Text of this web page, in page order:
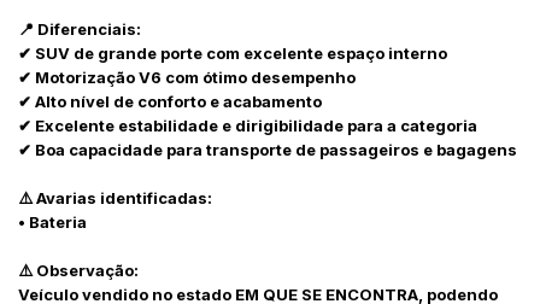
📍 Diferenciais:
✔ SUV de grande porte com excelente espaço interno
✔ Motorização V6 com ótimo desempenho
✔ Alto nível de conforto e acabamento
✔ Excelente estabilidade e dirigibilidade para a categoria
✔ Boa capacidade para transporte de passageiros e bagagens
⚠️ Avarias identificadas:
• Bateria
⚠️ Observação:
Veículo vendido no estado EM QUE SE ENCONTRA, podendo
Envie sua Proposta
(Art. 895, CPC)
Histórico de Propostas
Data Usuário
14/04/2025 18:43:11 TIAGOFELIPE R$ 1,00
14/04/2025 18:43:11
Clique aqui para fazer login
Habilite-se para efetuar lances ou
propostas